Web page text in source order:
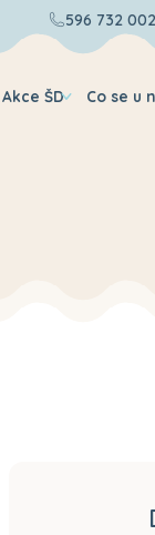
596 732 002
Akce ŠD Co se u